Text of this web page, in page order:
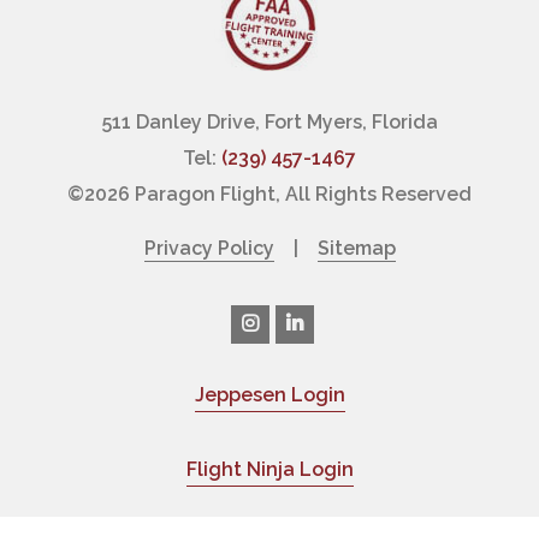
511 Danley Drive, Fort Myers, Florida
Tel: (239) 457-1467
©2026 Paragon Flight, All Rights Reserved
Privacy Policy Sitemap
Jeppesen Login
Flight Ninja Login